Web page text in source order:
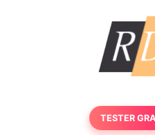
TESTER